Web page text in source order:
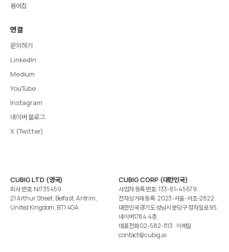
용어집
연결
문의하기
LinkedIn
Medium
YouTube
Instagram
네이버 블로그
X (Twitter)
CUBIG LTD (영국)
회사 번호: NI735459
21 Arthur Street, Belfast, Antrim,
United Kingdom, BT1 4GA
CUBIG CORP (대한민국)
사업자 등록 번호: 133-81-45679
전자상거래 등록: 2023-서울-서초-2822
대한민국 경기도 성남시 분당구 정자일로 95,
네이버1784 4층
대표전화02-582-1113 · 이메일
contact@cubig.ai